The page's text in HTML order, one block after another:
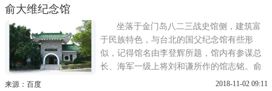
俞大维纪念馆
坐落于金门岛八二三战史馆侧，建筑富
于民族特色，与台北的国父纪念馆有些形
似，记得馆名由李登辉所题，馆内有参谋总
长、海军一级上将刘和谦所作的馆志铭。俞
大维生于1897年，1993年逝世，前半生创建
来源：百度 2018-11-02 09:11